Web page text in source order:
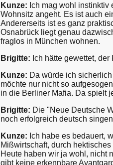
Kunze: Ich mag wohl
Wohnsitz angeht. Es ist auch
Andererseits ist es ganz
Osnabrück liegt genau
fraglos in München wohnen.
Brigitte: Ich hätte gewettet,
Kunze: Da würde ich
möchte nur nicht so
in die Berliner Mafia. Da spielt
Brigitte: Die "Neue Deutsche
noch erfolgreich deutsch
Kunze: Ich habe es bedauert,
Mißwirtschaft, durch
Heute haben wir ja wohl, nicht
gibt keine erkennbare